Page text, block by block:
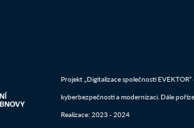
Projekt „Digitalizace společnosti
kyberbezpečnosti a modernizaci. Dále
Realizace: 2023 - 2024